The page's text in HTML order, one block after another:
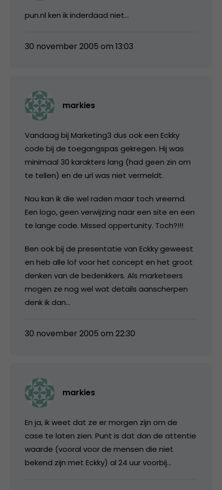
pun.nl ken ik inderdaad niet…
30 november 2005 om 13:03
markies
Vandaag bij Marketing3 dus ook een Eckky
code bij de toegangspas gekregen. Hij was
minimaal 30 karakters lang (had geen zin om
te tellen) en de url was niet vermeldt.
Nou kan ik die wel raden maar toch vreemd.
Een logo, geen verwijzing naar een site en een
te lange code. Missed oppertunity. Toch?!!!
Ben ook bij de presentatie van Eckky geweest
en heb alle lof voor het concept en het groot
denken van de bedenkkers. Als marketeers
mogen ze nog wel wat details aanscherpen
denk ik dan…
30 november 2005 om 22:30
markies
En ja, ik weet dat ze er morgen zijn om de
case te laten zien. Punt is dat dan de attentie
waarde (vooral voor de mensen die niet
bekend zijn met Eckky) al 24 uur voorbij…